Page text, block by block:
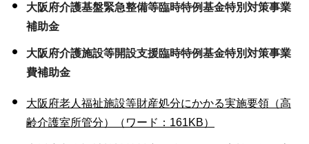
大阪府介護基盤緊急整備等臨時特例基金特別対策事業
補助金
大阪府介護施設等開設支援臨時特例基金特別対策事業
費補助金
大阪府老人福祉施設等財産処分にかかる実施要領（高
齢介護室所管分）（ワード：161KB）